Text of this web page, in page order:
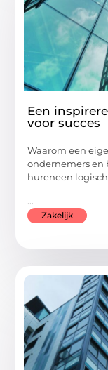
Een
voor succes
Waarom een
ondernemers en
hureneen
...
Zakelijk